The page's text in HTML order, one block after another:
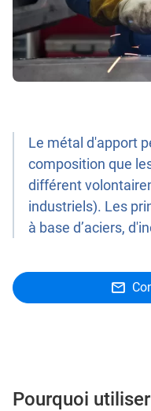
Le métal d'apport
composition que
différent
industriels). Les
à base d’aciers,
Pourquoi